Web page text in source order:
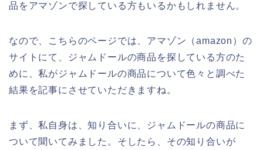
品をアマゾンで探している方もいるかもしれません。
なので、こちらのページでは、アマゾン（amazon）の
サイトにて、ジャムドールの商品を探している方のた
めに、私がジャムドールの商品について色々と調べた
結果を記事にさせていただきますね。
まず、私自身は、知り合いに、ジャムドールの商品に
ついて聞いてみました。そしたら、その知り合いが